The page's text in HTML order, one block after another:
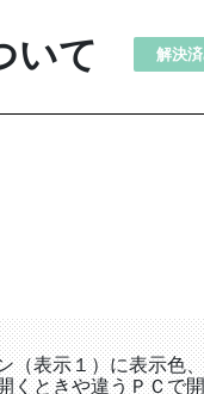
いて 解決
（表示１）に表示色
くときや違うＰＣで